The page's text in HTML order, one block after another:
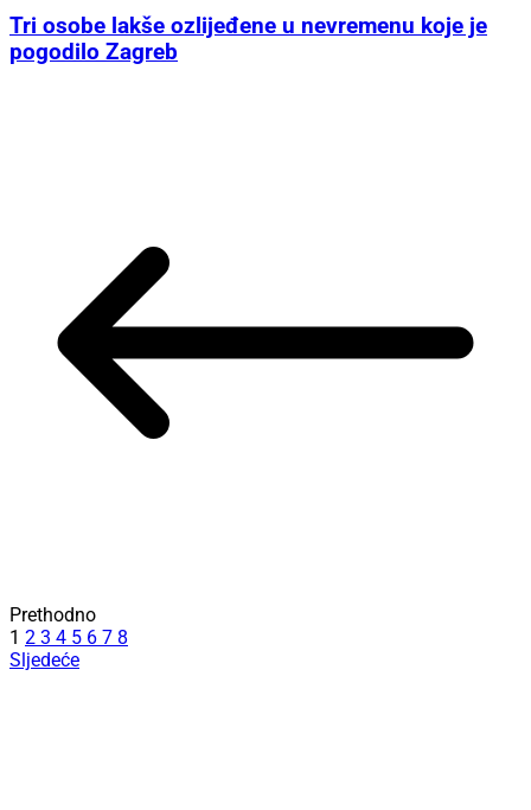
Tri osobe lakše ozlijeđene u nevremenu koje je
pogodilo Zagreb
Prethodno
1 2 3 4 5 6 7 8
Sljedeće